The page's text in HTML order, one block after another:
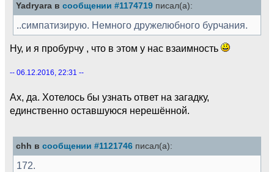
Yadryara в сообщении #1174719 писал(а):
..симпатизирую. Немного дружелюбного бурчания.
Ну, и я пробурчу , что в этом у нас взаимность
-- 06.12.2016, 22:31 --
Ах, да. Хотелось бы узнать ответ на загадку,
единственно оставшуюся нерешённой.
chh в сообщении #1121746 писал(а):
172.